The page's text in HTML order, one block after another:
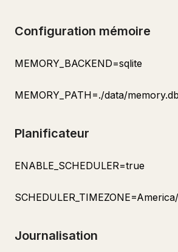
Configuration mémoire
MEMORY_BACKEND=sqlite
MEMORY_PATH=./data/memory.db
Planificateur
ENABLE_SCHEDULER=true
Journalisation